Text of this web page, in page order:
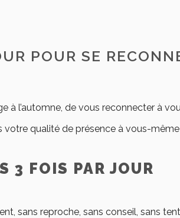
POUR SE
à l’automne, de vous reconnecter à
votre qualité de présence à vous-
3 FOIS PAR JOUR
sans reproche, sans conseil, sans